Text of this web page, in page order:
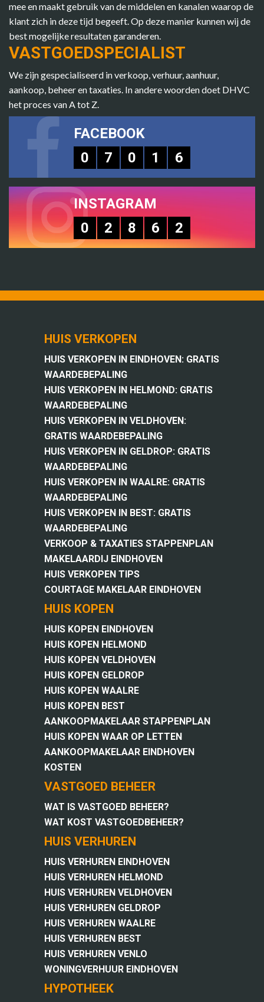
mee en maakt gebruik van de middelen en kanalen waarop de
klant zich in deze tijd begeeft. Op deze manier kunnen wij de
best mogelijke resultaten garanderen.
VASTGOEDSPECIALIST
We zijn gespecialiseerd in verkoop, verhuur, aanhuur,
aankoop, beheer en taxaties. In andere woorden doet DHVC
het proces van A tot Z.
FACEBOOK
0
7 0 1 6
INSTAGRAM
0
2 8 6 2
HUIS VERKOPEN
HUIS VERKOPEN IN EINDHOVEN: GRATIS
WAARDEBEPALING
HUIS VERKOPEN IN HELMOND: GRATIS
WAARDEBEPALING
HUIS VERKOPEN IN VELDHOVEN:
GRATIS WAARDEBEPALING
HUIS VERKOPEN IN GELDROP: GRATIS
WAARDEBEPALING
HUIS VERKOPEN IN WAALRE: GRATIS
WAARDEBEPALING
HUIS VERKOPEN IN BEST: GRATIS
WAARDEBEPALING
VERKOOP & TAXATIES STAPPENPLAN
MAKELAARDIJ EINDHOVEN
HUIS VERKOPEN TIPS
COURTAGE MAKELAAR EINDHOVEN
HUIS KOPEN
HUIS KOPEN EINDHOVEN
HUIS KOPEN HELMOND
HUIS KOPEN VELDHOVEN
HUIS KOPEN GELDROP
HUIS KOPEN WAALRE
HUIS KOPEN BEST
AANKOOPMAKELAAR STAPPENPLAN
HUIS KOPEN WAAR OP LETTEN
AANKOOPMAKELAAR EINDHOVEN
KOSTEN
VASTGOED BEHEER
WAT IS VASTGOED BEHEER?
WAT KOST VASTGOEDBEHEER?
HUIS VERHUREN
HUIS VERHUREN EINDHOVEN
HUIS VERHUREN HELMOND
HUIS VERHUREN VELDHOVEN
HUIS VERHUREN GELDROP
HUIS VERHUREN WAALRE
HUIS VERHUREN BEST
HUIS VERHUREN VENLO
WONINGVERHUUR EINDHOVEN
HYPOTHEEK